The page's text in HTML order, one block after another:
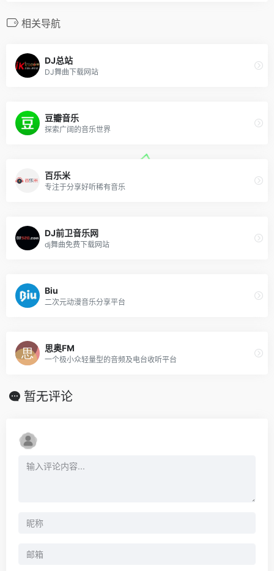
相关导航
DJ总站
DJ舞曲下载网站
豆瓣音乐
探索广阔的音乐世界
百乐米
专注于分享好听稀有音乐
DJ前卫音乐网
dj舞曲免费下载网站
Biu
二次元动漫音乐分享平台
思奥FM
一个极小众轻量型的音频及电台收听平台
暂无评论